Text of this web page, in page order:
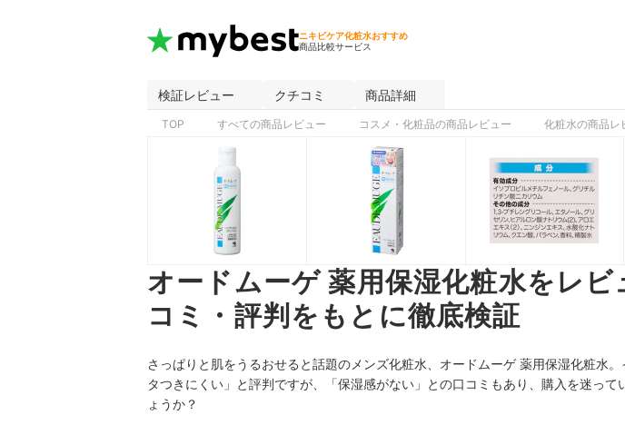
ニキビケア化粧水おすすめ
商品比較サービス
検証レビュー クチコミ 商品詳細
TOP すべての商品レビュー コスメ・化粧品の商品レビュー 化粧水の商品レ
オードムーゲ 薬用保湿化粧水をレビ
コミ・評判をもとに徹底検証
さっぱりと肌をうるおせると話題のメンズ化粧水、オードムーゲ 薬用保湿化粧水
タつきにくい」と評判ですが、「保湿感がない」との口コミもあり、購入を迷って
ょうか？